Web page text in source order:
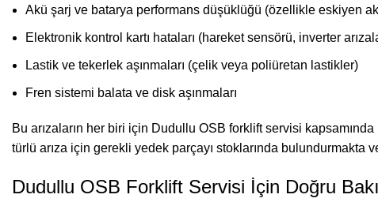
Akü şarj ve batarya performans düşüklüğü (özellikle eskiyen
Elektronik kontrol kartı hataları (hareket sensörü, inverter
Lastik ve tekerlek aşınmaları (çelik veya poliüretan lastikler)
Fren sistemi balata ve disk aşınmaları
Bu arızaların her biri için Dudullu OSB forklift servisi
türlü arıza için gerekli yedek parçayı stoklarında
Dudullu OSB Forklift Servisi İçin Doğru